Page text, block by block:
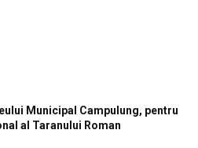
Municipal Campulung, pentru
al Taranului Roman